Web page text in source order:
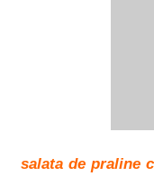
salata de praline